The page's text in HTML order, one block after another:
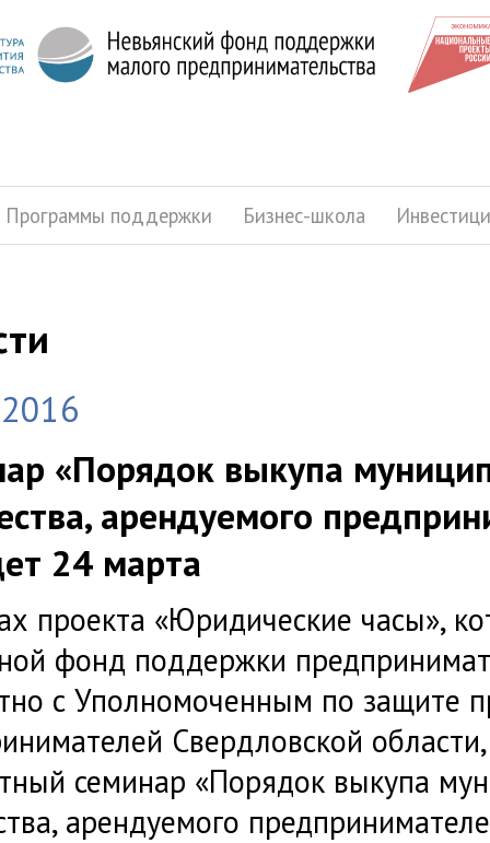
Программы поддержки Бизнес-школа
«Порядок выкупа
арендуемого
24 марта
проекта «Юридические часы»,
фонд поддержки
с Уполномоченным по защите
Свердловской
семинар «Порядок выкупа
арендуемого